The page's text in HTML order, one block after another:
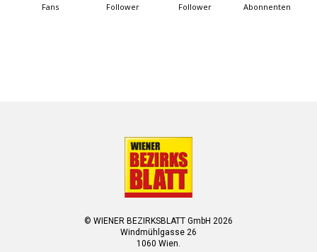
Fans Follower Follower Abonnenten
© WIENER BEZIRKSBLATT GmbH 2026
Windmühlgasse 26
1060 Wien.